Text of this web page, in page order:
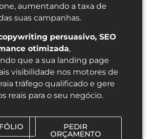
aumentando a taxa de
suas campanhas.
persuasivo, SEO
otimizada,
que a sua landing page
visibilidade nos motores de
tráfego qualificado e gere
reais para o seu negócio.
PEDIR
ORÇAMENTO